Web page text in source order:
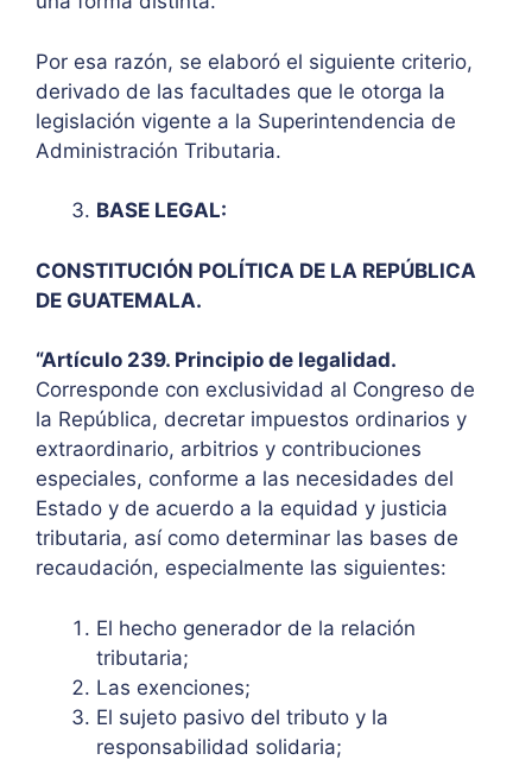
Por esa razón, se elaboró el siguiente criterio,
derivado de las facultades que le otorga la
legislación vigente a la Superintendencia de
Administración Tributaria.
BASE LEGAL:
CONSTITUCIÓN POLÍTICA DE LA REPÚBLICA
DE GUATEMALA.
“Artículo 239. Principio de legalidad.
Corresponde con exclusividad al Congreso de
la República, decretar impuestos ordinarios y
extraordinario, arbitrios y contribuciones
especiales, conforme a las necesidades del
Estado y de acuerdo a la equidad y justicia
tributaria, así como determinar las bases de
recaudación, especialmente las siguientes:
El hecho generador de la relación
tributaria;
Las exenciones;
El sujeto pasivo del tributo y la
responsabilidad solidaria;